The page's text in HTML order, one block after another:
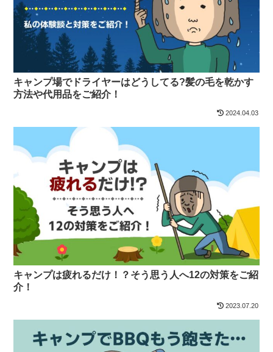
キャンプ場でドライヤーはどうしてる?髪の毛を乾かす
方法や代用品をご紹介！
2024.04.03
キャンプは疲れるだけ！？そう思う人へ12の対策をご紹
介！
2023.07.20